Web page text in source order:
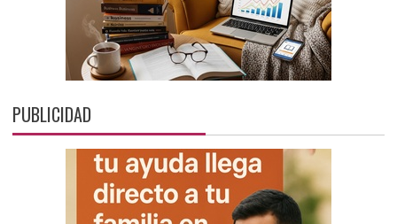
PUBLICIDAD